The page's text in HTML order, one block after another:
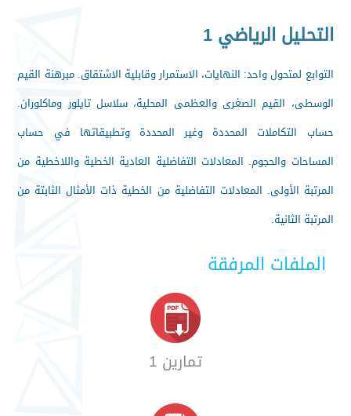
التحليل الرياضي 1
التوابع لمتحول واحد: النهايات، الاستمرار وقابلية الاشتقاق. مبرهنة القيم
الوسطى، القيم الصغرى والعظمى المحلية، سلاسل تايلور وماكلوران.
حساب التكاملات المحددة وغير المحددة وتطبيقاتها في حساب
المساحات والحجوم. المعادلات التفاضلية العادية الخطية واللاخطية من
المرتبة الأولى. المعادلات التفاضلية من الخطية ذات الأمثال الثابتة من
المرتبة الثانية.
الملفات المرفقة
تمارين 1